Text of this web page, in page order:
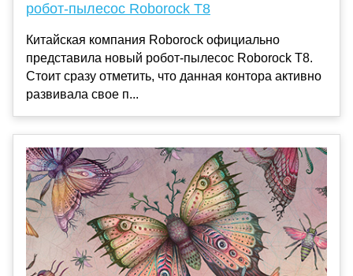
робот-пылесос Roborock T8
Китайская компания Roborock официально
представила новый робот-пылесос Roborock T8.
Стоит сразу отметить, что данная контора активно
развивала свое п...